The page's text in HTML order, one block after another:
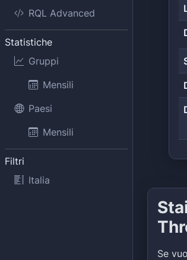
RQL Advanced
Statistiche
Gruppi
Mensili
Paesi
Mensili
Filtri
Italia
Se